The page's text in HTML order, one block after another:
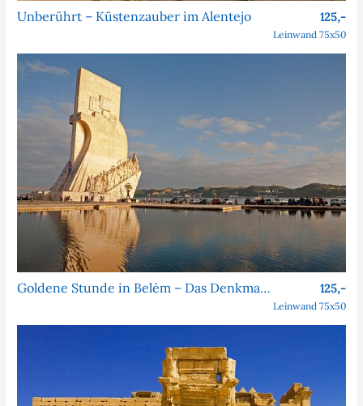
Unberührt – Küstenzauber im Alentejo 125,-
Leinwand 75x50
Goldene Stunde in Belém – Das Denkmal der Entdeckungen 125,-
Leinwand 75x50